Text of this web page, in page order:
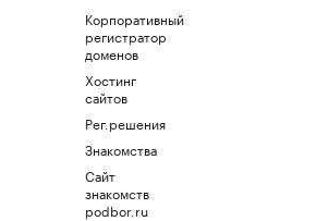
Корпоративный
регистратор
доменов
Хостинг
сайтов
Рег.решения
Знакомства
Сайт
знакомств
podbor.ru